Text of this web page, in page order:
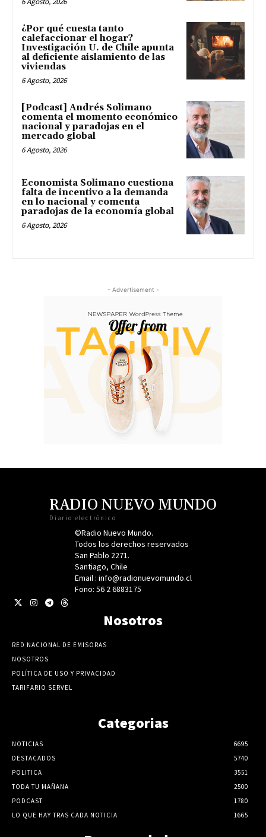
¿Por qué cuesta tanto
calefaccionar el hogar?
Investigación U. de Chile apunta
al deficiente aislamiento de las
viviendas
6 Agosto, 2026
[Podcast] Andrés Solimano
comenta el momento económico
nacional y paradojas en el
mercado global
6 Agosto, 2026
Economista Solimano cuestiona
falta de incentivo a la demanda
en lo nacional y comenta
paradojas de la economía global
6 Agosto, 2026
- Advertisement -
RADIO NUEVO MUNDO
Diario electrónico
©Radio Nuevo Mundo.
Todos los derechos reservados
San Pablo 2271.
Santiago, Chile
Email : info@radionuevomundo.cl
Fono: 56 2 6883175
Nosotros
RED NACIONAL DE EMISORAS
NOSOTROS
POLÍTICA DE USO Y PRIVACIDAD
TARIFARIO SERVEL
Categorias
NOTICIAS
6695
DESTACADOS
5740
POLITICA
3551
TODA TU MAÑANA
2500
PODCAST
1780
LO QUE HAY TRAS CADA NOTICIA
1665